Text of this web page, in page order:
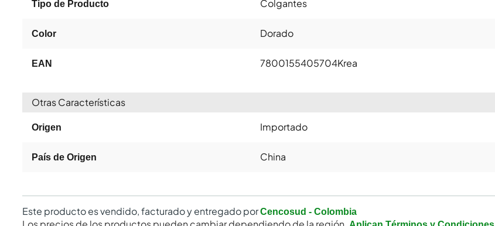
Tipo de Producto Colgantes
Color Dorado
EAN 7800155405704Krea
Otras Características
Origen Importado
País de Origen China
Este producto es vendido, facturado y entregado porCencosud - Colombia